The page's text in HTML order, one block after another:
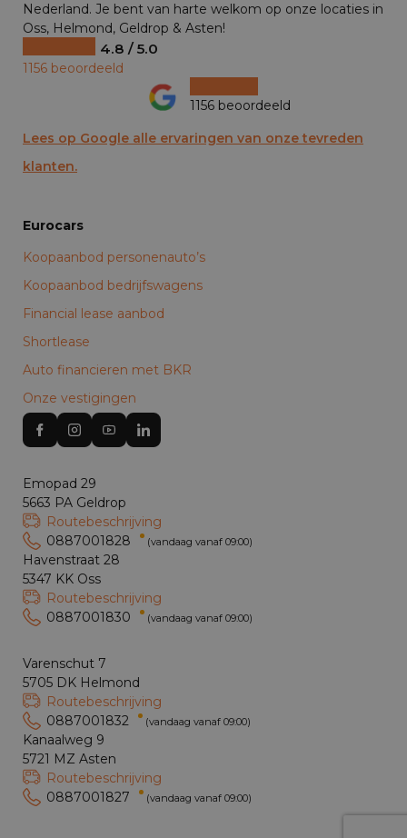
Nederland. Je bent van harte welkom op onze locaties in
Oss, Helmond, Geldrop & Asten!
4.8 / 5.0
1156 beoordeeld
1156 beoordeeld
Lees op Google alle ervaringen van onze tevreden
klanten.
Eurocars
Koopaanbod personenauto’s
Koopaanbod bedrijfswagens
Financial lease aanbod
Shortlease
Auto financieren met BKR
Onze vestigingen
Emopad 29
5663 PA Geldrop
Routebeschrijving
0887001828
(vandaag vanaf 09:00)
Havenstraat 28
5347 KK Oss
Routebeschrijving
0887001830
(vandaag vanaf 09:00)
Varenschut 7
5705 DK Helmond
Routebeschrijving
0887001832
(vandaag vanaf 09:00)
Kanaalweg 9
5721 MZ Asten
Routebeschrijving
0887001827
(vandaag vanaf 09:00)